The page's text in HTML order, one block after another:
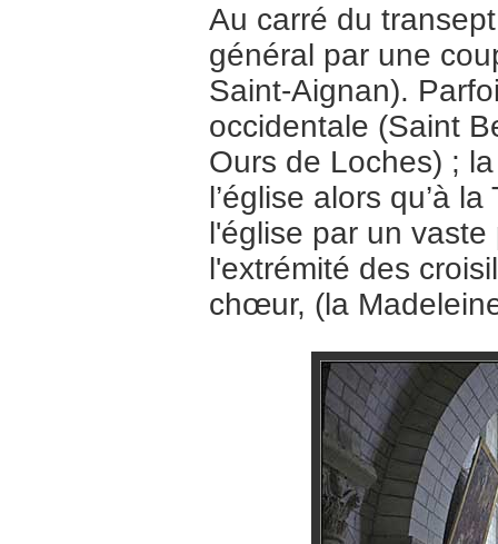
Au carré du
général par une
Saint-Aignan).
occidentale (Saint
Ours de Loches) ;
l’église alors qu’à
l'église par un
l'extrémité des
chœur, (la